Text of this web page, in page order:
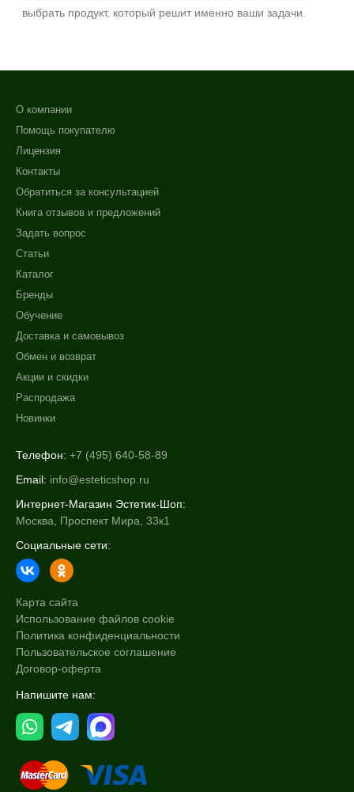
выбрать продукт, который решит именно ваши задачи.
О компании
Помощь покупателю
Лицензия
Контакты
Обратиться за консультацией
Книга отзывов и предложений
Задать вопрос
Статьи
Каталог
Бренды
Обучение
Доставка и самовывоз
Обмен и возврат
Акции и скидки
Распродажа
Новинки
Телефон: +7 (495) 640-58-89
Email: info@esteticshop.ru
Интернет-Магазин Эстетик-Шоп:
Москва, Проспект Мира, 33к1
Социальные сети:
Карта сайта
Использование файлов cookie
Политика конфиденциальности
Пользовательское соглашение
Договор-оферта
Напишите нам: